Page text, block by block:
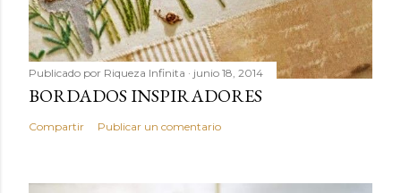
Publicado por Riqueza Infinita junio 18, 2014
BORDADOS INSPIRADORES
Compartir Publicar un comentario